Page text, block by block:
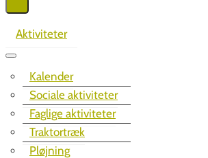
Aktiviteter
Kalender
Sociale aktiviteter
Faglige aktiviteter
Traktortræk
Pløjning